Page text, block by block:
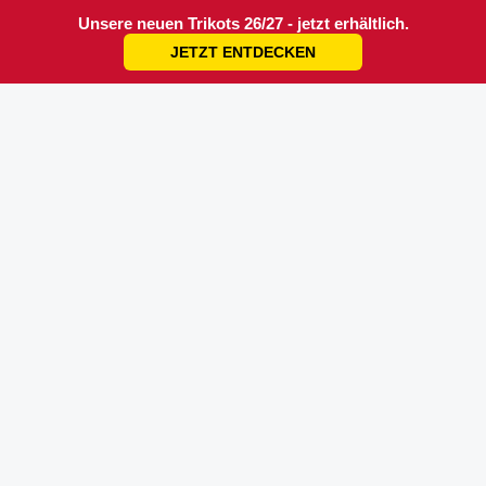
Unsere neuen Trikots 26/27 - jetzt erhältlich.
JETZT ENTDECKEN